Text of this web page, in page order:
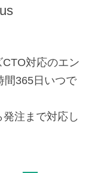
対応のエン
間365日いつで
注まで対応し